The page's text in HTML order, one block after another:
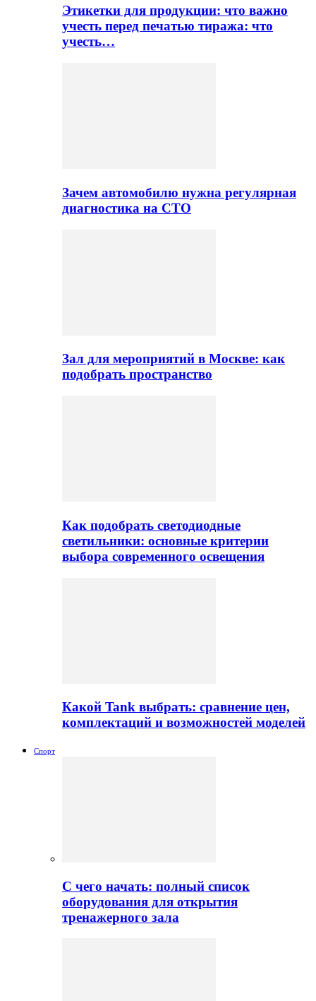
Этикетки для продукции: что важно
учесть перед печатью тиража: что
учесть…
Зачем автомобилю нужна регулярная
диагностика на СТО
Зал для мероприятий в Москве: как
подобрать пространство
Как подобрать светодиодные
светильники: основные критерии
выбора современного освещения
Какой Tank выбрать: сравнение цен,
комплектаций и возможностей моделей
Спорт
С чего начать: полный список
оборудования для открытия
тренажерного зала